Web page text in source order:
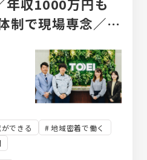
くお客様を担当する中で信
取引深耕を行っていただき
年収1000万円も
制で現場専念／
ットダウン／完
)
できる
地域密着で働く